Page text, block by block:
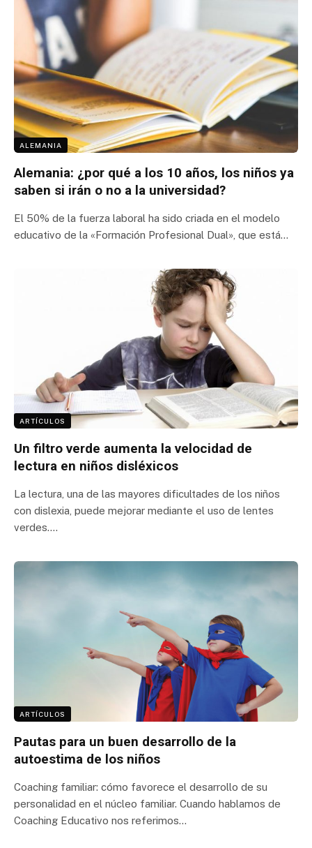
ALEMANIA
Alemania: ¿por qué a los 10 años, los niños ya
saben si irán o no a la universidad?
El 50% de la fuerza laboral ha sido criada en el modelo
educativo de la «Formación Profesional Dual», que está…
ARTÍCULOS
Un filtro verde aumenta la velocidad de
lectura en niños disléxicos
La lectura, una de las mayores dificultades de los niños
con dislexia, puede mejorar mediante el uso de lentes
verdes.…
ARTÍCULOS
Pautas para un buen desarrollo de la
autoestima de los niños
Coaching familiar: cómo favorece el desarrollo de su
personalidad en el núcleo familiar. Cuando hablamos de
Coaching Educativo nos referimos…